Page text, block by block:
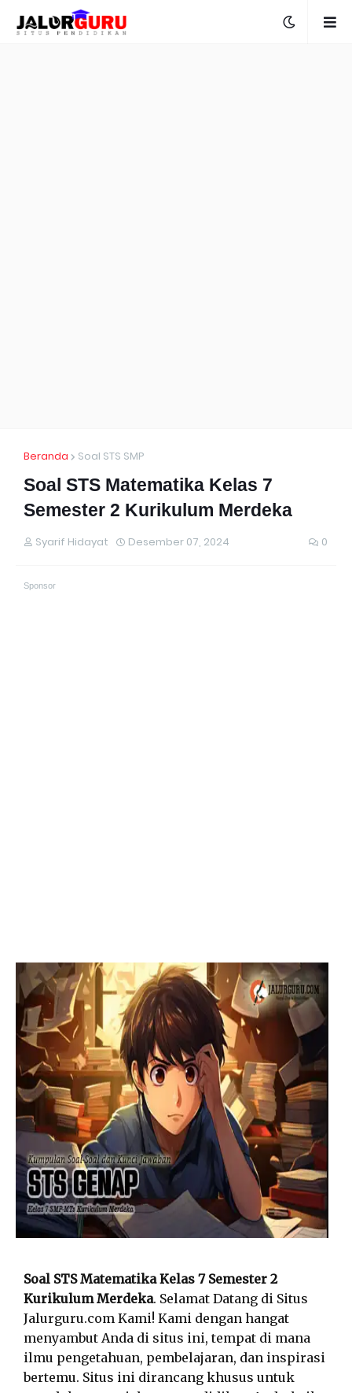
Beranda Soal STS SMP
Soal STS Matematika Kelas 7
Semester 2 Kurikulum Merdeka
Syarif Hidayat Desember 07, 2024 0
Sponsor
Soal STS Matematika Kelas 7 Semester 2
Kurikulum Merdeka. Selamat Datang di Situs
Jalurguru.com Kami! Kami dengan hangat
menyambut Anda di situs ini, tempat di mana
ilmu pengetahuan, pembelajaran, dan inspirasi
bertemu. Situs ini dirancang khusus untuk